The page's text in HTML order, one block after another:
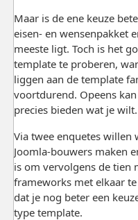
Maar is de ene keuze
eisen- en wensenpakket
meeste ligt. Toch is het
template te proberen,
liggen aan de template
voortdurend. Opeens
precies bieden wat je wilt.
Via twee enquetes willen
Joomla-bouwers maken
is om vervolgens de tien
frameworks met elkaar
dat je nog beter een
type template.